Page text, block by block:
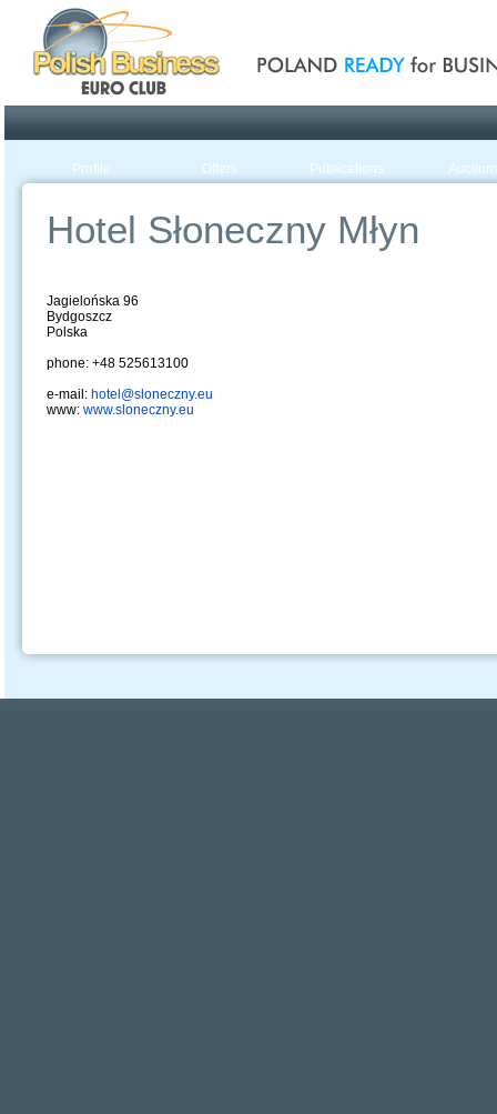
Profile Offers Publications
Hotel Słoneczny Młyn
Jagielońska 96
Bydgoszcz
Polska
phone: +48 525613100
e-mail: hotel@sloneczny.eu
www: www.sloneczny.eu